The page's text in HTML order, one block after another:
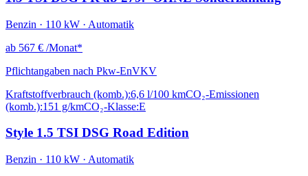
Benzin · 110 kW · Automatik
ab 567 € /Monat*
Pflichtangaben nach Pkw-EnVKV
Kraftstoffverbrauch (komb.):6,6 l/100 kmCO₂-Emissionen
(komb.):151 g/kmCO₂-Klasse:E
Style 1.5 TSI DSG Road Edition
Benzin · 110 kW · Automatik